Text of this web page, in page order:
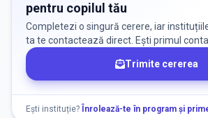
Nu există informații despre locuri
pentru copilul tău
Completezi o singură cerere, iar
ta te contactează direct. Ești primul
Trimite cererea
Ești instituție? Înrolează-te în program și